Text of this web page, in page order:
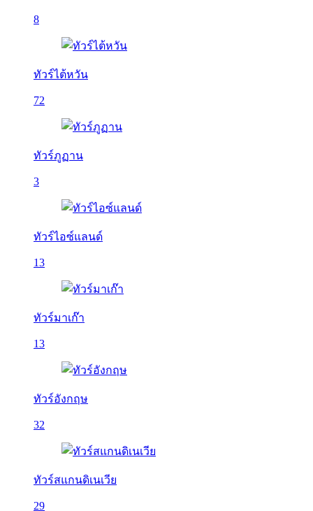
8
ทัวร์ไต้หวัน
72
ทัวร์ภูฏาน
3
ทัวร์ไอซ์แลนด์
13
ทัวร์มาเก๊า
13
ทัวร์อังกฤษ
32
ทัวร์สแกนดิเนเวีย
29